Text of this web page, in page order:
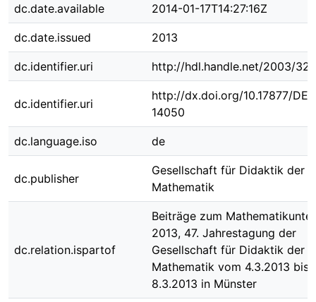
dc.date.available 2014-01-17T14:27:16Z
dc.date.issued 2013
dc.identifier.uri http://hdl.handle.net/2003/
dc.identifier.uri
http://dx.doi.org/10.17877/
14050
dc.language.iso de
dc.publisher
Gesellschaft für Didaktik der
Mathematik
dc.relation.ispartof
Beiträge zum
2013, 47. Jahrestagung der
Gesellschaft für Didaktik der
Mathematik vom 4.3.2013 bis
8.3.2013 in Münster